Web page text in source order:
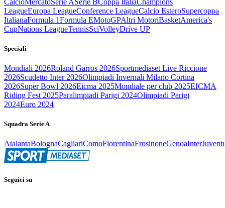
LeagueEuropa LeagueConference LeagueCalcio EsteroSupercoppa
ItalianaFormula 1Formula EMotoGPAltri MotoriBasketAmerica's
CupNations LeagueTennisSciVolleyDrive UP
Speciali
Mondiali 2026Roland Garros 2026Sportmediaset Live Riccione
2026Scudetto Inter 2026Olimpiadi Invernali Milano Cortina
2026Super Bowl 2026Eicma 2025Mondiale per club 2025EICMA
Riding Fest 2025Paralimpiadi Parigi 2024Olimpiadi Parigi
2024Euro 2024
Squadra Serie A
AtalantaBolognaCagliariComoFiorentinaFrosinoneGenoaInter
Seguici su